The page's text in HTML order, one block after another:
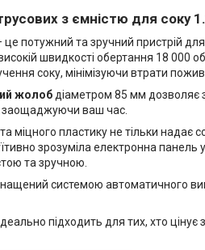
з ємністю для соку
це потужний та зручний пристрій
швидкості обертання 18 000
соку, мінімізуючи втрати
жолобдіаметром 85 мм дозволяє
заощаджуючи ваш час.
міцного пластику не тільки
зрозуміла електронна
та зручною.
системою автоматичного
підходить для тих, хто цінує